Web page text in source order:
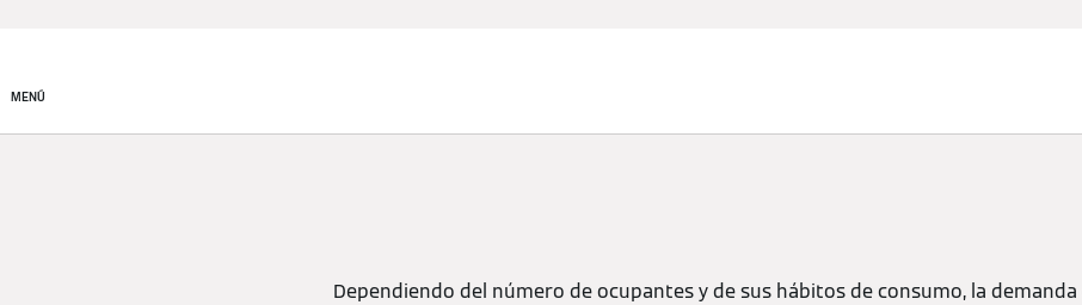
MENÚ
Dependiendo del número de ocupantes y de sus hábitos de consumo, la